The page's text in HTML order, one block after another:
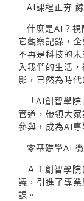
AI課程正夯
什麼是AI？視
它觀察記錄，
不再是科技的
入我們的生活
影，已然為時
「AI創智學
管道，帶領大
參與，成為AI專
零基礎學AI
ＡＩ創智學
議，引進了專
課。